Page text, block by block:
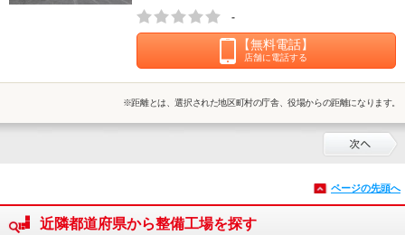
-
【無料電話】
店舗に電話する
※距離とは、選択された地区町村の庁舎、役場からの距離になります。
ページの先頭へ
近隣都道府県から整備工場を探す